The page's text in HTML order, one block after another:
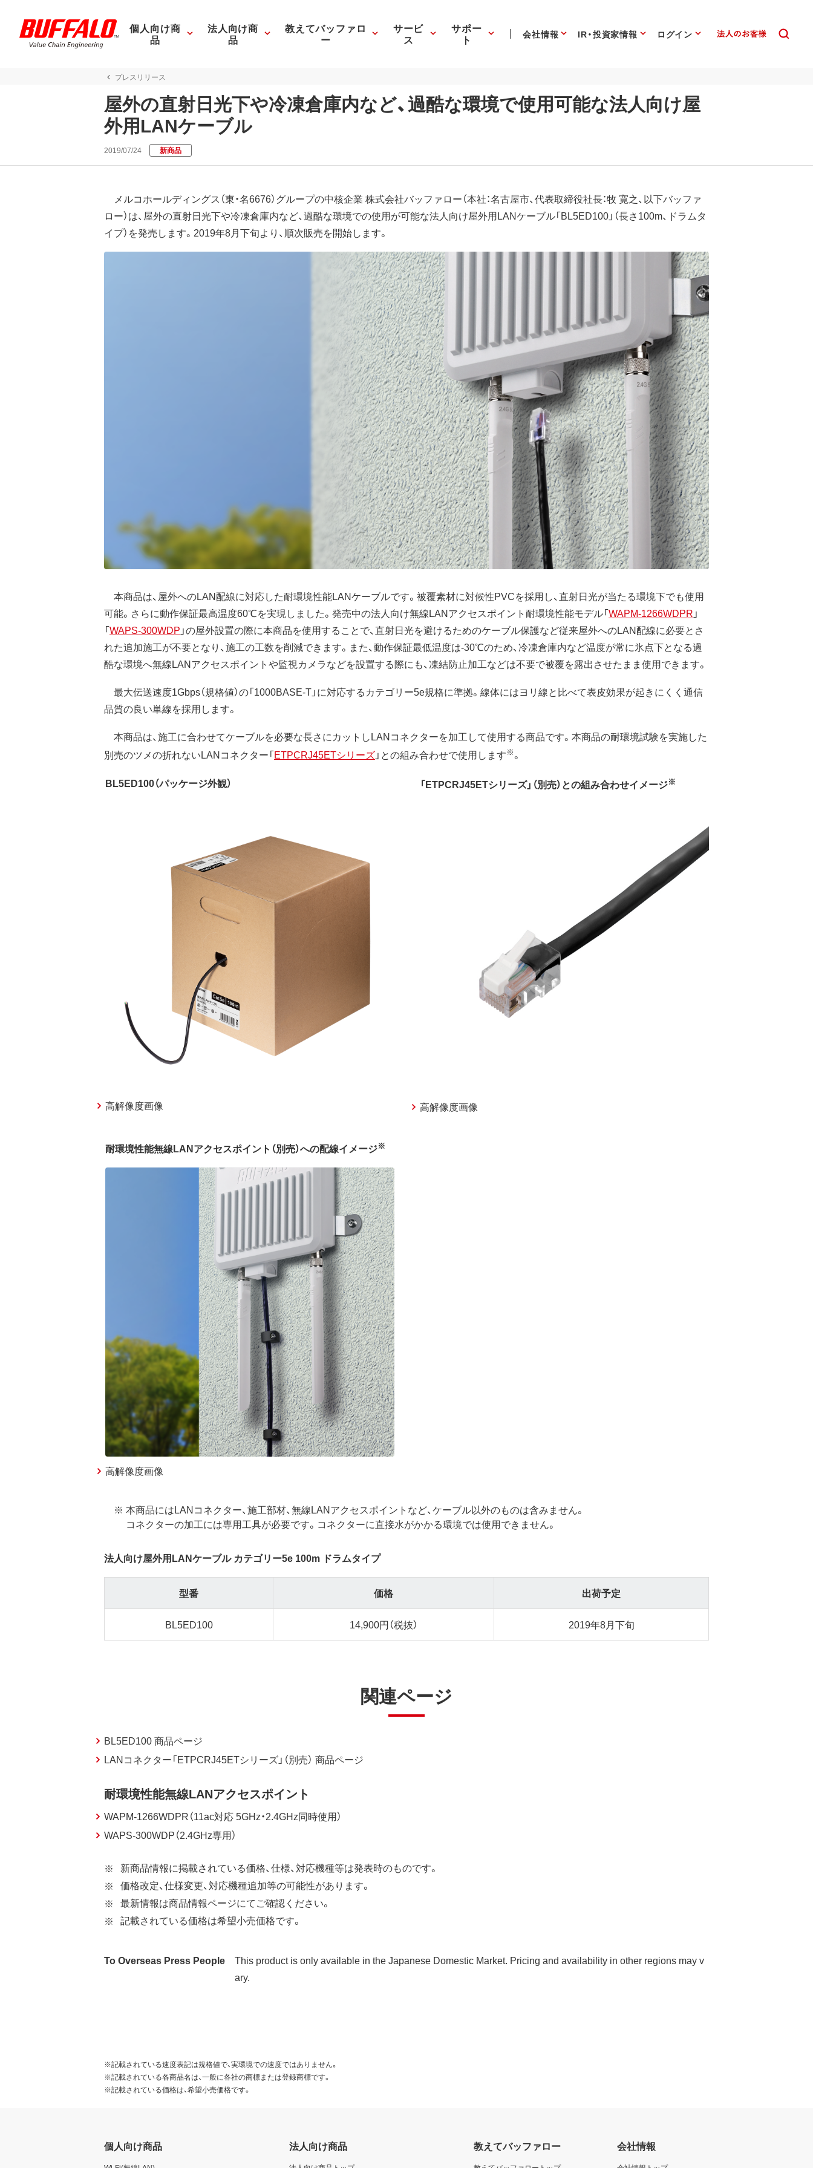
個人向け商
品
法人向け商
品
教えてバッファロ
ー
サービ
ス
サポー
ト 会社情報 IR・投資家情報 ログイン
プレスリリース
屋外の直射日光下や冷凍倉庫内など、過酷な環境で使用可能な法人向け屋
外用LANケーブル
2019/07/24 新商品
メルコホールディングス（東・名6676）グループの中核企業 株式会社バッファロー（本社：名古屋市、代表取締役社長：牧 寛之、以下バッファ
ロー）は、屋外の直射日光下や冷凍倉庫内など、過酷な環境での使用が可能な法人向け屋外用LANケーブル「BL5ED100」（長さ100m、ドラムタ
イプ）を発売します。2019年8月下旬より、順次販売を開始します。
本商品は、屋外へのLAN配線に対応した耐環境性能LANケーブルです。被覆素材に対候性PVCを採用し、直射日光が当たる環境下でも使用
可能。さらに動作保証最高温度60℃を実現しました。発売中の法人向け無線LANアクセスポイント耐環境性能モデル「WAPM-1266WDPR 」
「WAPS-300WDP 」の屋外設置の際に本商品を使用することで、直射日光を避けるためのケーブル保護など従来屋外へのLAN配線に必要とさ
れた追加施工が不要となり、施工の工数を削減できます。また、動作保証最低温度は-30℃のため、冷凍倉庫内など温度が常に氷点下となる過
酷な環境へ無線LANアクセスポイントや監視カメラなどを設置する際にも、凍結防止加工などは不要で被覆を露出させたまま使用できます。
最大伝送速度1Gbps（規格値）の「1000BASE-T」に対応するカテゴリー5e規格に準拠。線体にはヨリ線と比べて表皮効果が起きにくく通信
品質の良い単線を採用します。
本商品は、施工に合わせてケーブルを必要な長さにカットしLANコネクターを加工して使用する商品です。本商品の耐環境試験を実施した
別売のツメの折れないLANコネクター「ETPCRJ45ETシリーズ」との組み合わせで使用します※。
BL5ED100（パッケージ外観）
高解像度画像
「ETPCRJ45ETシリーズ」（別売）との組み合わせイメージ※
高解像度画像
耐環境性能無線LANアクセスポイント（別売）への配線イメージ※
高解像度画像
※ 本商品にはLANコネクター、施工部材、無線LANアクセスポイントなど、ケーブル以外のものは含みません。
コネクターの加工には専用工具が必要です。コネクターに直接水がかかる環境では使用できません。
法人向け屋外用LANケーブル カテゴリー5e 100m ドラムタイプ
型番 価格 出荷予定
BL5ED100 14,900円（税抜） 2019年8月下旬
関連ページ
BL5ED100 商品ページ
LANコネクター「ETPCRJ45ETシリーズ」（別売） 商品ページ
耐環境性能無線LANアクセスポイント
WAPM-1266WDPR（11ac対応 5GHz・2.4GHz同時使用）
WAPS-300WDP（2.4GHz専用）
新商品情報に掲載されている価格、仕様、対応機種等は発表時のものです。
価格改定、仕様変更、対応機種追加等の可能性があります。
最新情報は商品情報ページにてご確認ください。
記載されている価格は希望小売価格です。
To Overseas Press People
This product is only available in the Japanese Domestic Market. Pricing and availability in other regions may v
ary.
※記載されている速度表記は規格値で、実環境での速度ではありません。
※記載されている各商品名は、一般に各社の商標または登録商標です。
※記載されている価格は、希望小売価格です。
個人向け商品 法人向け商品 教えてバッファロー 会社情報